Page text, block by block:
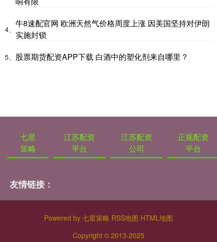
4、
牛8速配官网 欧洲天然气价格周度上涨 因美国坚持对伊朗
实施封锁
5、 股票期货配资APP下载 白酒中的塑化剂来自哪里？
七星
策略
江苏配资
平台
江苏配资
公司
正规配资
平台
友情链接：
Powered by 七星策略 RSS地图 HTML地图
Copyright © 2013-2025